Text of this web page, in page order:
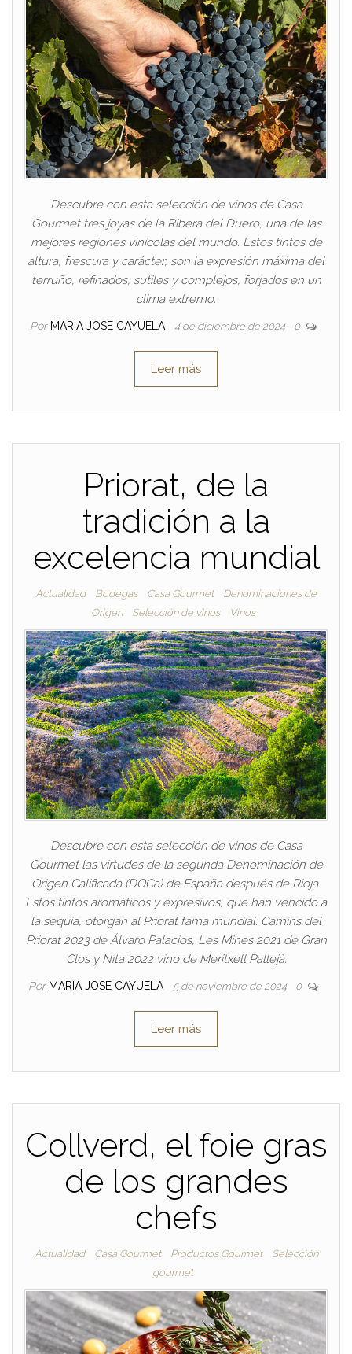
Descubre con esta selección de vinos de Casa
Gourmet tres joyas de la Ribera del Duero, una de las
mejores regiones vinícolas del mundo. Estos tintos de
altura, frescura y carácter, son la expresión máxima del
terruño, refinados, sutiles y complejos, forjados en un
clima extremo.
Por MARIA JOSE CAYUELA 4 de diciembre de 2024 0
Leer más
Priorat, de la
tradición a la
excelencia mundial
Actualidad Bodegas Casa Gourmet
Denominaciones de
Origen
Selección de vinos Vinos
Descubre con esta selección de vinos de Casa
Gourmet las virtudes de la segunda Denominación de
Origen Calificada (DOCa) de España después de Rioja.
Estos tintos aromáticos y expresivos, que han vencido a
la sequía, otorgan al Priorat fama mundial: Camins del
Priorat 2023 de Álvaro Palacios, Les Mines 2021 de Gran
Clos y Nita 2022 vino de Meritxell Pallejà.
Por MARIA JOSE CAYUELA 5 de noviembre de 2024 0
Leer más
Collverd, el foie gras
de los grandes
chefs
Actualidad Casa Gourmet Productos Gourmet
Selección
gourmet